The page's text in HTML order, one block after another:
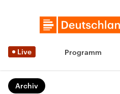
Live Programm
Archiv